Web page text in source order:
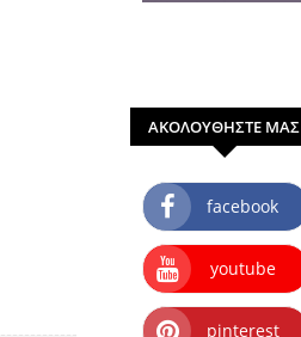
ΑΚΟΛΟΥΘΗΣΤΕ ΜΑΣ
facebook
youtube
pinterest